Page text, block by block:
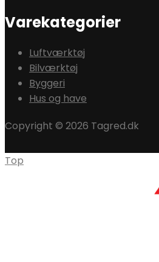
Varekategorier
Luftværktøj
Bilværktøj
Byggeri
Hus og have
Copyright © 2026 Tagred.dk
Top